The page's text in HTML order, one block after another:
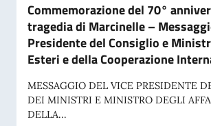
Commemorazione del 70°
tragedia di Marcinelle –
Presidente del Consiglio e
Esteri e della Cooperazione
MESSAGGIO DEL VICE PRESIDENTE
DEI MINISTRI E MINISTRO DEGLI
DELLA...